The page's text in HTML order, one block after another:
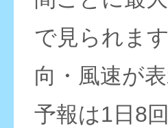
で見られま
向・風速が
予報は1日8